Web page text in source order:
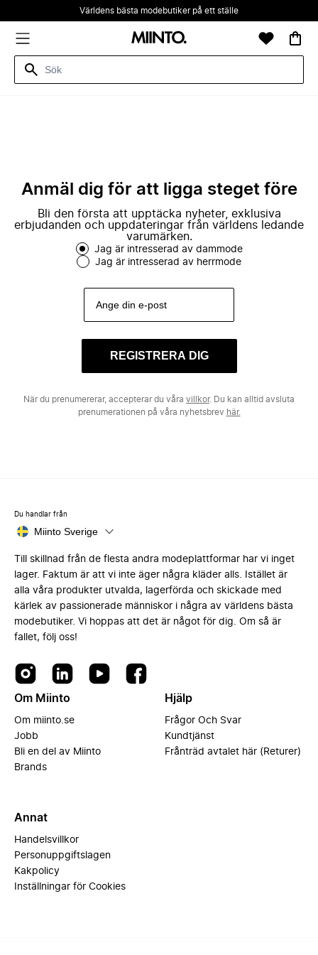
Världens bästa modebutiker på ett ställe
Anmäl dig för att ligga steget före
Bli den första att upptäcka nyheter, exklusiva
erbjudanden och uppdateringar från världens ledande
varumärken.
Jag är intresserad av dammode
Jag är intresserad av herrmode
REGISTRERA DIG
När du prenumererar, accepterar du våra villkor. Du kan alltid avsluta
prenumerationen på våra nyhetsbrev här.
Du handlar från
Miinto Sverige
Till skillnad från de flesta andra modeplattformar har vi inget
lager. Faktum är att vi inte äger några kläder alls. Istället är
alla våra produkter utvalda, lagerförda och skickade med
kärlek av passionerade människor i några av världens bästa
modebutiker. Vi hoppas att det är något för dig. Om så är
fallet, följ oss!
Om Miinto
Om miinto.se
Jobb
Bli en del av Miinto
Brands
Hjälp
Frågor Och Svar
Kundtjänst
Frånträd avtalet här (Returer)
Annat
Handelsvillkor
Personuppgiftslagen
Kakpolicy
Inställningar för Cookies